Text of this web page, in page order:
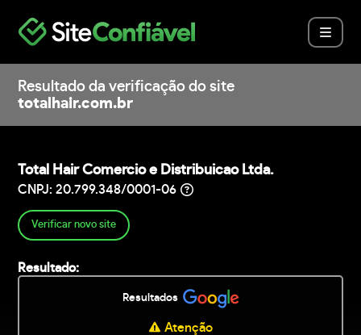
Resultado da verificação do site
totalhair.com.br
Total Hair Comercio e Distribuicao Ltda.
CNPJ: 20.799.348/0001-06
Verificar novo site
Resultado:
Resultados
Atenção